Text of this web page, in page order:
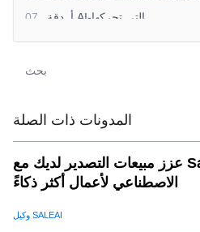
07
أ. دقة AI-التي تحركها
08. ب. التحديثات في الوقت الحقيقي
09.
11
e. رؤى عملية
12.
13. أ. دخول السوق الاستراتيجي
. ب. تحديد المواقع التنافسية
15. ج. شركاء الشبكة تحسين
المدونات ذات الصلة
عزز مبيعات التصدير لديك مع SaleAI: أتمتة الذكاء
الاصطناعي لأعمال أكثر ذكاءً
وكيل SALEAI